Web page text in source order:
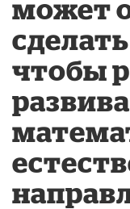
может
чтобы